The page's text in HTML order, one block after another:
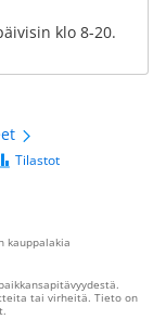
klo 8-20.
Tilastot
kauppalakia
tai virheitä. Tieto on